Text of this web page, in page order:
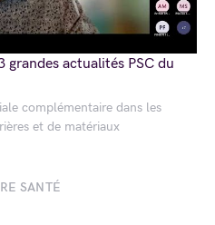
complémentaire dans les
et de matériaux
SANTÉ
actualités PSC du